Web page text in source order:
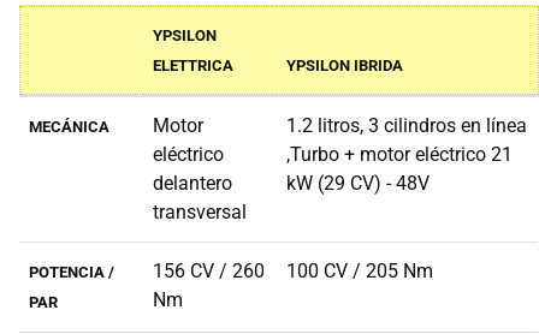
YPSILON
ELETTRICA
YPSILON IBRIDA
MECÁNICA
Motor
eléctrico
delantero
transversal
1.2 litros, 3 cilindros en línea
,Turbo + motor eléctrico 21
kW (29 CV) - 48V
POTENCIA /
PAR
156 CV / 260
Nm
100 CV / 205 Nm